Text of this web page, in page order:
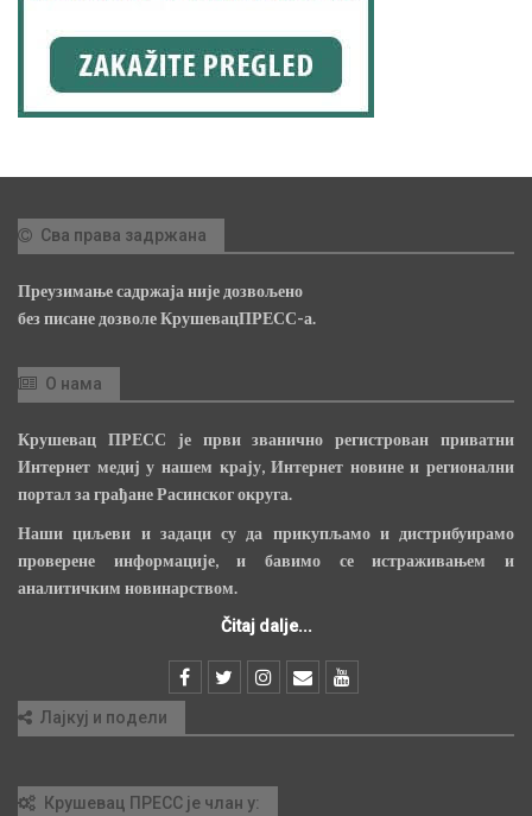
Сва права задржана
Преузимање садржаја није дозвољено
без писане дозволе КрушевацПРЕСС-а.
О нама
Крушевац ПРЕСС је први званично регистрован приватни
Интернет медиј у нашем крају, Интернет новине и регионални
портал за грађане Расинског округа.
Наши циљеви и задаци су да прикупљамо и дистрибуирамо
проверене информације, и бавимо се истраживањем и
аналитичким новинарством.
Čitaj dalje...
Лајкуј и подели
Крушевац ПРЕСС је члан у: